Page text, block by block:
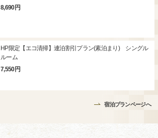
8,690円
HP限定【エコ清掃】連泊割引プラン(素泊まり) シングル
ルーム
7,550円
宿泊プランページへ